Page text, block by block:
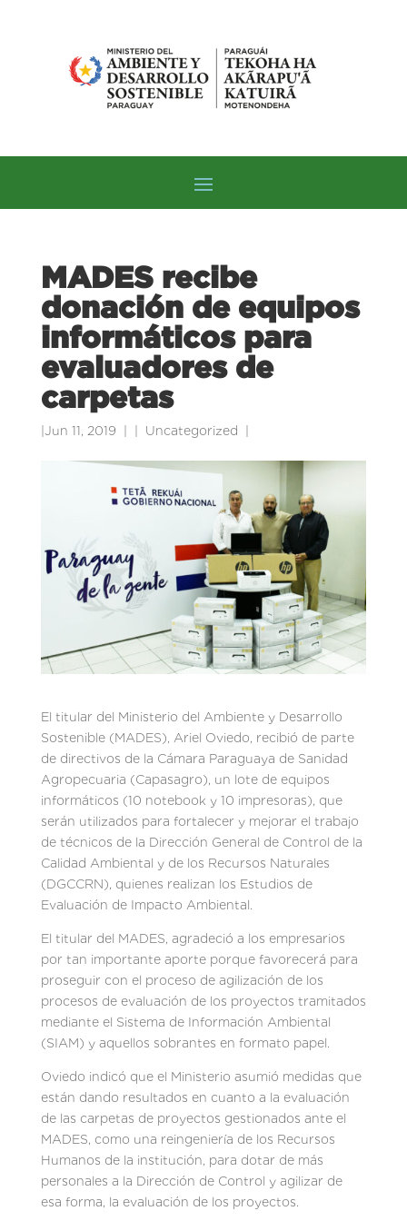
MADES recibe
donación de equipos
informáticos para
evaluadores de
carpetas
Jun 11, 2019 Uncategorized
El titular del Ministerio del Ambiente y Desarrollo
Sostenible (MADES), Ariel Oviedo, recibió de parte
de directivos de la Cámara Paraguaya de Sanidad
Agropecuaria (Capasagro), un lote de equipos
informáticos (10 notebook y 10 impresoras), que
serán utilizados para fortalecer y mejorar el trabajo
de técnicos de la Dirección General de Control de la
Calidad Ambiental y de los Recursos Naturales
(DGCCRN), quienes realizan los Estudios de
Evaluación de Impacto Ambiental.
El titular del MADES, agradeció a los empresarios
por tan importante aporte porque favorecerá para
proseguir con el proceso de agilización de los
procesos de evaluación de los proyectos tramitados
mediante el Sistema de Información Ambiental
(SIAM) y aquellos sobrantes en formato papel.
Oviedo indicó que el Ministerio asumió medidas que
están dando resultados en cuanto a la evaluación
de las carpetas de proyectos gestionados ante el
MADES, como una reingeniería de los Recursos
Humanos de la institución, para dotar de más
personales a la Dirección de Control y agilizar de
esa forma, la evaluación de los proyectos.